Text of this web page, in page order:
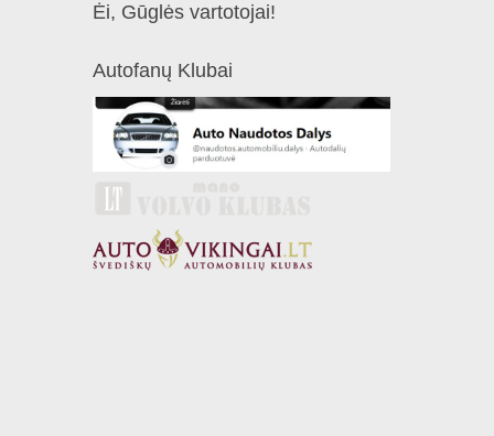
Ėi, Gūglės vartotojai!
Autofanų Klubai